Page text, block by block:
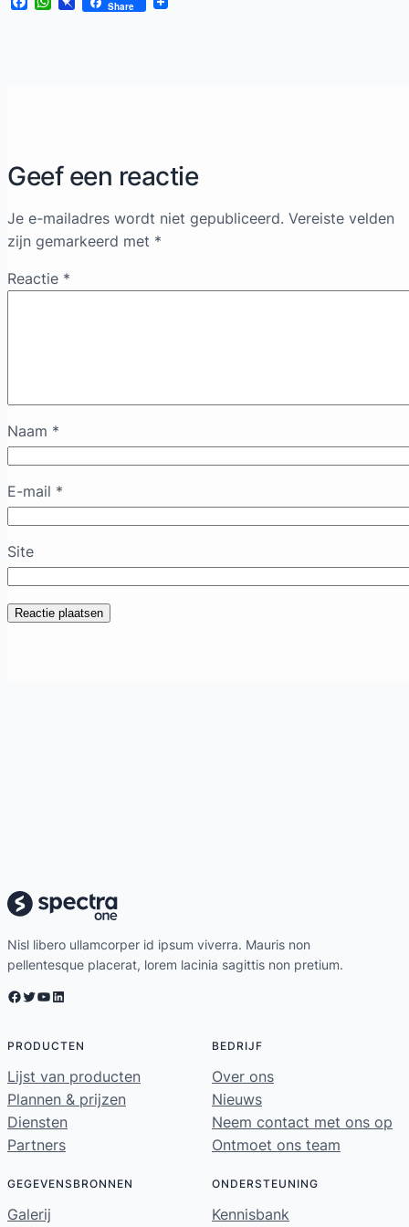
Share
Geef een reactie
Je e-mailadres wordt niet gepubliceerd. Vereiste velden
zijn gemarkeerd met *
Reactie *
Naam *
E-mail *
Site
Nisl libero ullamcorper id ipsum viverra. Mauris non
pellentesque placerat, lorem lacinia sagittis non pretium.
Facebook Twitter YouTube LinkedIn
PRODUCTEN
Lijst van producten
Plannen & prijzen
Diensten
Partners
BEDRIJF
Over ons
Nieuws
Neem contact met ons op
Ontmoet ons team
GEGEVENSBRONNEN
Galerij
ONDERSTEUNING
Kennisbank